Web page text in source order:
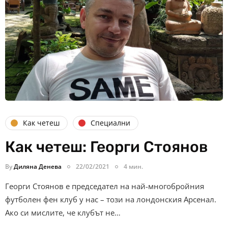
Как четеш Специални
Как четеш: Георги Стоянов
ByДиляна Денева 22/02/2021 4 мин.
Георги Стоянов е председател на най-многобройния
футболен фен клуб у нас – този на лондонския Арсенал.
Ако си мислите, че клубът не…